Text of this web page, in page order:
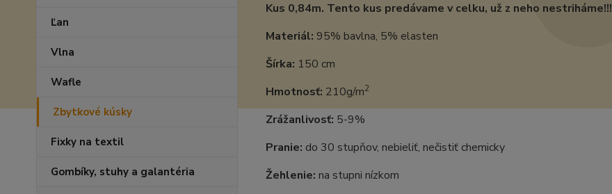
Ľan
Vlna
Wafle
Zbytkové kúsky
Fixky na textil
Gombíky, stuhy a galantéria
Kus 0,84m. Tento kus predávame v celku, už z neho nestriháme!!!
Materiál: 95% bavlna, 5% elasten
Šírka: 150 cm
Hmotnosť: 210g/m2
Zrážanlivosť: 5-9%
Pranie: do 30 stupňov, nebieliť, nečistiť chemicky
Žehlenie: na stupni nízkom